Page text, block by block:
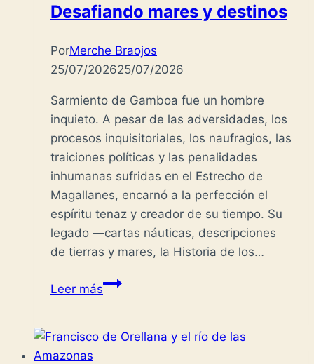
Desafiando mares y destinos
PorMerche Braojos
25/07/202625/07/2026
Sarmiento de Gamboa fue un hombre
inquieto. A pesar de las adversidades, los
procesos inquisitoriales, los naufragios, las
traiciones políticas y las penalidades
inhumanas sufridas en el Estrecho de
Magallanes, encarnó a la perfección el
espíritu tenaz y creador de su tiempo. Su
legado —cartas náuticas, descripciones
de tierras y mares, la Historia de los…
Leer másSarmiento
Desafiando